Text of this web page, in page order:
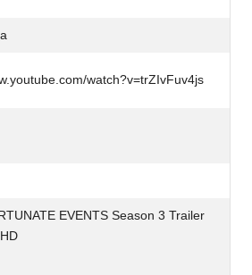
watch?v=trZIvFuv4js
EVENTS Season 3 Trailer